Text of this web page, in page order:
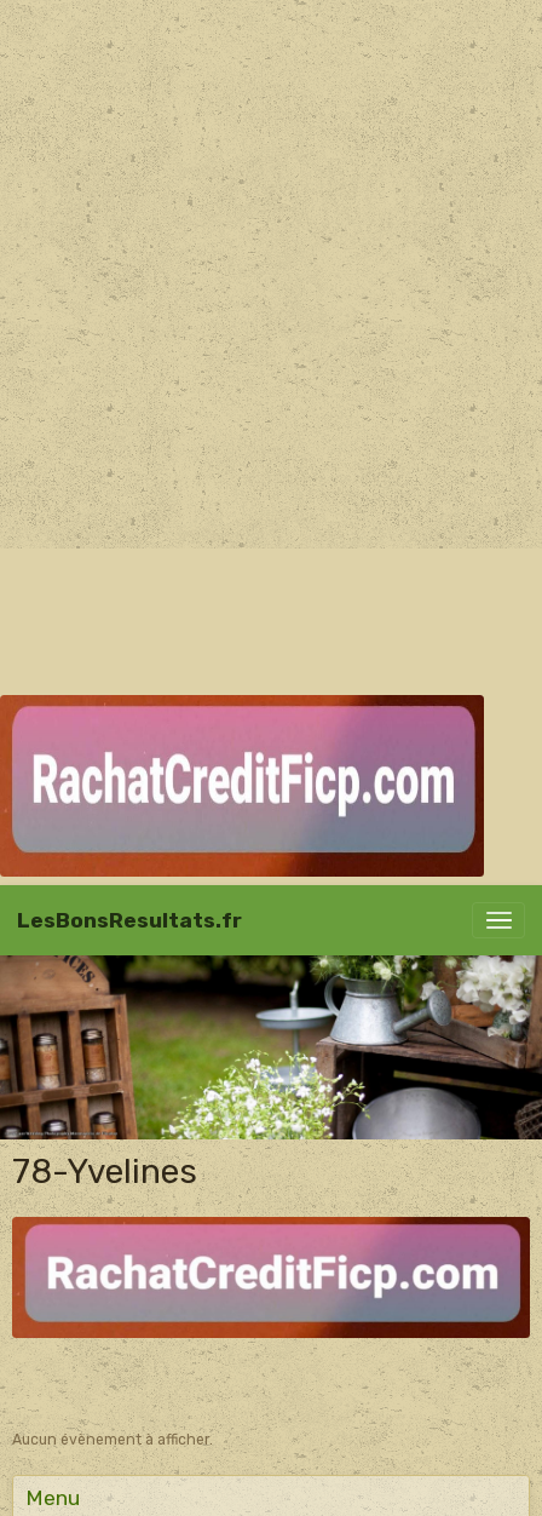
LesBonsResultats.fr
78-Yvelines
Aucun évènement à afficher.
Menu